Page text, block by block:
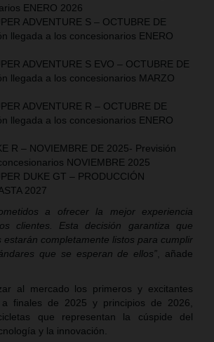
ENERO 2026
ADVENTURE S – OCTUBRE DE
llegada a los concesionarios ENERO
ADVENTURE S EVO – OCTUBRE DE
llegada a los concesionarios MARZO
ADVENTURE R – OCTUBRE DE
llegada a los concesionarios ENERO
R – NOVIEMBRE DE 2025- Previsión
NOVIEMBRE 2025
DUKE GT – PRODUCCIÓN
2027
a ofrecer la mejor experiencia
clientes. Esta decisión garantiza que
estarán completamente listos para cumplir
que se esperan de ellos” , añade
al mercado los primeros y excitantes
a finales de 2025 y principios de 2026,
que representan la cúspide del
y la innovación.